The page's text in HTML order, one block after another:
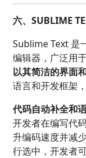
六、SUBLIME
Sublime Text 是
编辑器，广泛用
以其简洁的界面
语言和开发框架
代码自动补全和
开发者在编写代
升编码速度并减
行选中，开发者